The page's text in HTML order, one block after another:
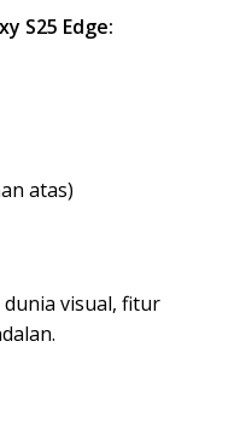
S25 Edge:
atas)
visual, fitur